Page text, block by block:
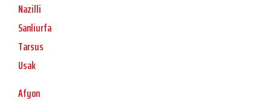
Nazilli
Sanliurfa
Tarsus
Usak
Afyon